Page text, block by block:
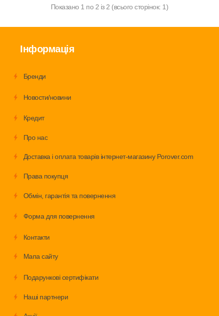
Показано 1 по 2 із 2 (всього сторінок: 1)
Інформація
Бренди
Новости/новини
Кредит
Про нас
Доставка і оплата товарів інтернет-магазину Porover.com
Права покупця
Обмiн, гарантія та повернення
Форма для повернення
Контакти
Мапа сайту
Подарункові сертифікати
Наші партнери